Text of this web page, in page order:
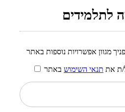
לתלמידים
מגוון אפשרויות נוספות באתר
ת את תנאי השימוש באתר